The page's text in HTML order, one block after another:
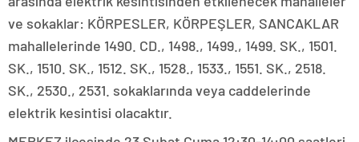
ve sokaklar: KÖRPESLER, KÖRPEŞLER, SANCAKLAR
mahallelerinde 1490. CD., 1498., 1499., 1499. SK., 1501.
SK., 1510. SK., 1512. SK., 1528., 1533., 1551. SK., 2518.
SK., 2530., 2531. sokaklarında veya caddelerinde
elektrik kesintisi olacaktır.